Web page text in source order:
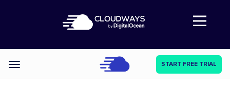
Abre a navegação
Categories START FREE TRIAL